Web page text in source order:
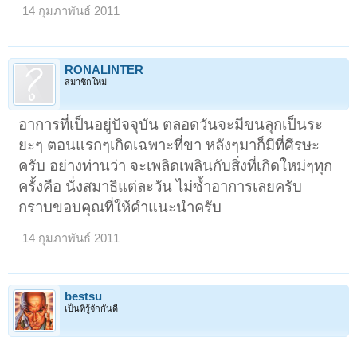
14 กุมภาพันธ์ 2011
RONALINTER
สมาชิกใหม่
อาการที่เป็นอยู่ปัจจุบัน ตลอดวันจะมีขนลุกเป็นระ
ยะๆ ตอนแรกๆเกิดเฉพาะที่ขา หลังๆมาก็มีที่ศีรษะ
ครับ อย่างท่านว่า จะเพลิดเพลินกับสิ่งที่เกิดใหม่ๆทุก
ครั้งคือ นั่งสมาธิแต่ละวัน ไม่ซ้ำอาการเลยครับ
กราบขอบคุณที่ให้คำแนะนำครับ
14 กุมภาพันธ์ 2011
bestsu
เป็นที่รู้จักกันดี